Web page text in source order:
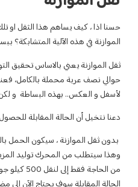
او تلك الكتلة المعدنية التي تسمى ثقل
ببساطة فانه يحقق .. التوازن.
التوازن في حركة المصعد حيث ويزن
فعندما يرتفع الثقل يتحرك المصعد
لكن له فائدة كبير.
للحصول علي صورة أفضل.
بالكامل على نظام البكرة والكابلات،
من الطاقة لرفع العربة، على الرغم
الحاجة فقط إلى لنقل 500 كيلو جول مع وجود ثقل الموازنة ، فإنه في